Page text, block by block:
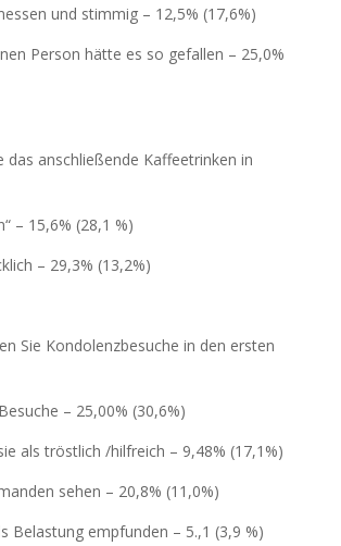
und stimmig – 12,5% (17,6%)
Person hätte es so gefallen – 25,0%
das anschließende Kaffeetrinken in
– 15,6% (28,1 %)
– 29,3% (13,2%)
Sie Kondolenzbesuche in den ersten
– 25,00% (30,6%)
als tröstlich /hilfreich – 9,48% (17,1%)
sehen – 20,8% (11,0%)
Belastung empfunden – 5.,1 (3,9 %)